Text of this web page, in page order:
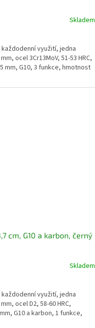
Skladem
využití, jedna
ocel 3Cr13MoV, 51-53 HRC,
mm, G10, 3 funkce, hmotnost
cm, G10 a karbon, černý
Skladem
využití, jedna
ocel D2, 58-60 HRC,
G10 a karbon, 1 funkce,